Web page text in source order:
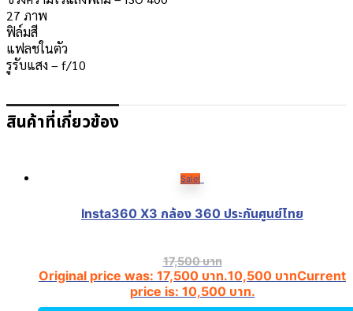
27 ภาพ
ฟิล์มสี
แฟลชในตัว
รูรับแสง – f/10
สินค้าที่เกี่ยวข้อง
Sale!
Insta360 X3 กล้อง 360 ประกันศูนย์ไทย
17,500บาท
Original price was: 17,500 บาท.10,500 บาทCurrent
price is: 10,500 บาท.